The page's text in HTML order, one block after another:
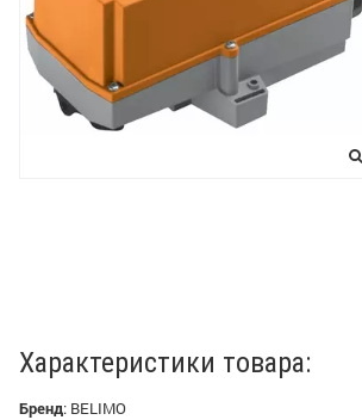
Характеристики товара:
Бренд: BELIMO